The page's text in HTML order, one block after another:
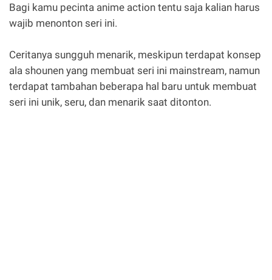
Bagi kamu pecinta anime action tentu saja kalian harus
wajib menonton seri ini.
Ceritanya sungguh menarik, meskipun terdapat konsep
ala shounen yang membuat seri ini mainstream, namun
terdapat tambahan beberapa hal baru untuk membuat
seri ini unik, seru, dan menarik saat ditonton.